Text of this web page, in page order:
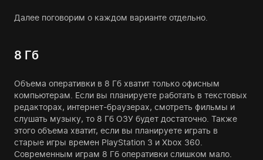
Далее поговорим о каждом варианте отдельно.
8 Гб
Объема оперативки в 8 Гб хватит только офисным
компьютерам. Если вы планируете работать в текстовых
редакторах, интернет-браузерах, смотреть фильмы и
слушать музыку, то 8 Гб ОЗУ будет достаточно. Также
этого объема хватит, если вы планируете играть в
старые игры времен PlayStation 3 и Xbox 360.
Современным играм 8 Гб оперативки слишком мало.